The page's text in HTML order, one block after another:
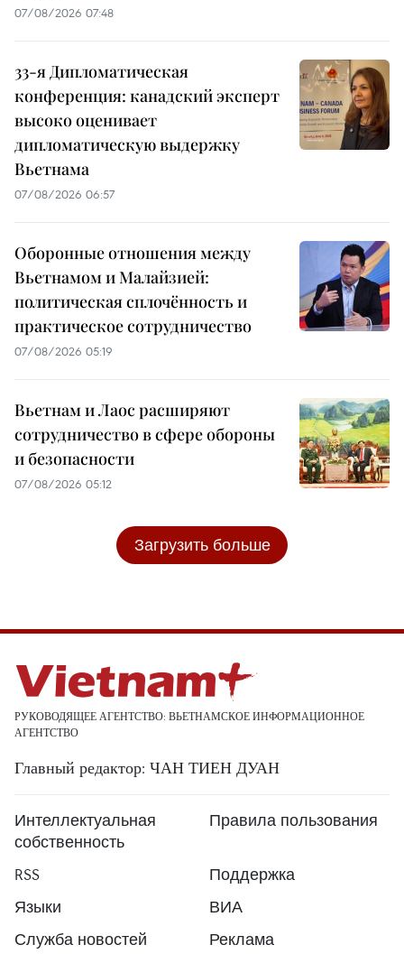
07/08/2026 07:48
33-я Дипломатическая
конференция: канадский эксперт
высоко оценивает
дипломатическую выдержку
Вьетнама
07/08/2026 06:57
Оборонные отношения между
Вьетнамом и Малайзией:
политическая сплочённость и
практическое сотрудничество
07/08/2026 05:19
Вьетнам и Лаос расширяют
сотрудничество в сфере обороны
и безопасности
07/08/2026 05:12
Загрузить больше
РУКОВОДЯЩЕЕ АГЕНТСТВО: ВЬЕТНАМСКОЕ ИНФОРМАЦИОННОЕ
АГЕНТСТВО
Главный редактор: ЧАН ТИЕН ДУАН
Интеллектуальная
собственность
Правила пользования
RSS
Поддержка
Языки
ВИА
Служба новостей
Реклама